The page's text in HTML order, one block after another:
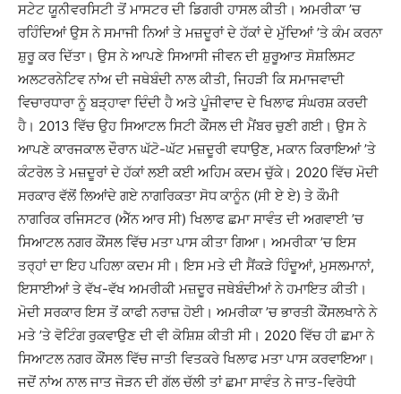
ਸਟੇਟ ਯੂਨੀਵਰਸਿਟੀ ਤੋਂ ਮਾਸਟਰ ਦੀ ਡਿਗਰੀ ਹਾਸਲ ਕੀਤੀ। ਅਮਰੀਕਾ ’ਚ
ਰਹਿੰਦਿਆਂ ਉਸ ਨੇ ਸਮਾਜੀ ਨਿਆਂ ਤੇ ਮਜ਼ਦੂਰਾਂ ਦੇ ਹੱਕਾਂ ਦੇ ਮੁੱਦਿਆਂ ’ਤੇ ਕੰਮ ਕਰਨਾ
ਸ਼ੁਰੂ ਕਰ ਦਿੱਤਾ। ਉਸ ਨੇ ਆਪਣੇ ਸਿਆਸੀ ਜੀਵਨ ਦੀ ਸ਼ੁਰੂਆਤ ਸੋਸ਼ਲਿਸਟ
ਅਲਟਰਨੇਟਿਵ ਨਾਂਅ ਦੀ ਜਥੇਬੰਦੀ ਨਾਲ ਕੀਤੀ, ਜਿਹੜੀ ਕਿ ਸਮਾਜਵਾਦੀ
ਵਿਚਾਰਧਾਰਾ ਨੂੰ ਬੜ੍ਹਾਵਾ ਦਿੰਦੀ ਹੈ ਅਤੇ ਪੂੰਜੀਵਾਦ ਦੇ ਖਿਲਾਫ ਸੰਘਰਸ਼ ਕਰਦੀ
ਹੈ। 2013 ਵਿੱਚ ਉਹ ਸਿਆਟਲ ਸਿਟੀ ਕੌਂਸਲ ਦੀ ਮੈਂਬਰ ਚੁਣੀ ਗਈ। ਉਸ ਨੇ
ਆਪਣੇ ਕਾਰਜਕਾਲ ਦੌਰਾਨ ਘੱਟੋ-ਘੱਟ ਮਜ਼ਦੂਰੀ ਵਧਾਉਣ, ਮਕਾਨ ਕਿਰਾਇਆਂ ’ਤੇ
ਕੰਟਰੋਲ ਤੇ ਮਜ਼ਦੂਰਾਂ ਦੇ ਹੱਕਾਂ ਲਈ ਕਈ ਅਹਿਮ ਕਦਮ ਚੁੱਕੇ। 2020 ਵਿੱਚ ਮੋਦੀ
ਸਰਕਾਰ ਵੱਲੋਂ ਲਿਆਂਦੇ ਗਏ ਨਾਗਰਿਕਤਾ ਸੋਧ ਕਾਨੂੰਨ (ਸੀ ਏ ਏ) ਤੇ ਕੌਮੀ
ਨਾਗਰਿਕ ਰਜਿਸਟਰ (ਐੱਨ ਆਰ ਸੀ) ਖਿਲਾਫ ਛਮਾ ਸਾਵੰਤ ਦੀ ਅਗਵਾਈ ’ਚ
ਸਿਆਟਲ ਨਗਰ ਕੌਂਸਲ ਵਿੱਚ ਮਤਾ ਪਾਸ ਕੀਤਾ ਗਿਆ। ਅਮਰੀਕਾ ’ਚ ਇਸ
ਤਰ੍ਹਾਂ ਦਾ ਇਹ ਪਹਿਲਾ ਕਦਮ ਸੀ। ਇਸ ਮਤੇ ਦੀ ਸੈਂਕੜੇ ਹਿੰਦੂਆਂ, ਮੁਸਲਮਾਨਾਂ,
ਇਸਾਈਆਂ ਤੇ ਵੱਖ-ਵੱਖ ਅਮਰੀਕੀ ਮਜ਼ਦੂਰ ਜਥੇਬੰਦੀਆਂ ਨੇ ਹਮਾਇਤ ਕੀਤੀ।
ਮੋਦੀ ਸਰਕਾਰ ਇਸ ਤੋਂ ਕਾਫੀ ਨਰਾਜ਼ ਹੋਈ। ਅਮਰੀਕਾ ’ਚ ਭਾਰਤੀ ਕੌਂਸਲਖਾਨੇ ਨੇ
ਮਤੇ ’ਤੇ ਵੋਟਿੰਗ ਰੁਕਵਾਉਣ ਦੀ ਵੀ ਕੋਸ਼ਿਸ਼ ਕੀਤੀ ਸੀ। 2020 ਵਿੱਚ ਹੀ ਛਮਾ ਨੇ
ਸਿਆਟਲ ਨਗਰ ਕੌਂਸਲ ਵਿੱਚ ਜਾਤੀ ਵਿਤਕਰੇ ਖਿਲਾਫ ਮਤਾ ਪਾਸ ਕਰਵਾਇਆ।
ਜਦੋਂ ਨਾਂਅ ਨਾਲ ਜਾਤ ਜੋੜਨ ਦੀ ਗੱਲ ਚੱਲੀ ਤਾਂ ਛਮਾ ਸਾਵੰਤ ਨੇ ਜਾਤ-ਵਿਰੋਧੀ